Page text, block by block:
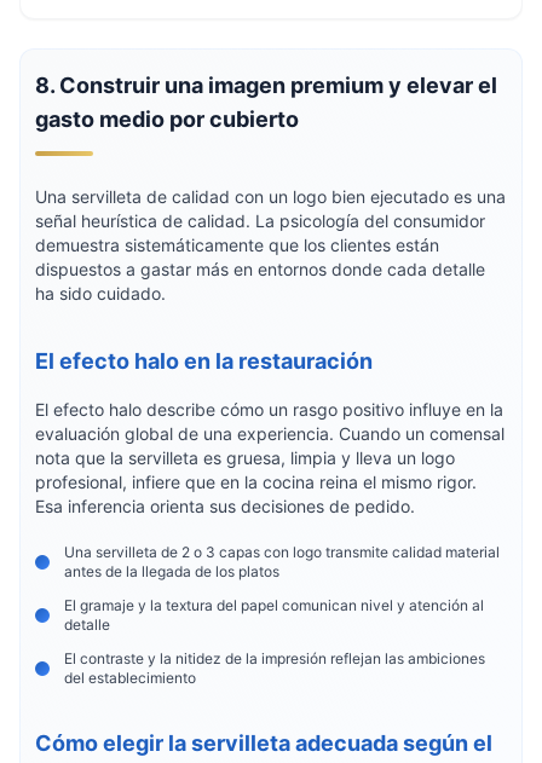
8. Construir una imagen premium y elevar el
gasto medio por cubierto
Una servilleta de calidad con un logo bien ejecutado es una
señal heurística de calidad. La psicología del consumidor
demuestra sistemáticamente que los clientes están
dispuestos a gastar más en entornos donde cada detalle
ha sido cuidado.
El efecto halo en la restauración
El efecto halo describe cómo un rasgo positivo influye en la
evaluación global de una experiencia. Cuando un comensal
nota que la servilleta es gruesa, limpia y lleva un logo
profesional, infiere que en la cocina reina el mismo rigor.
Esa inferencia orienta sus decisiones de pedido.
Una servilleta de 2 o 3 capas con logo transmite calidad material
antes de la llegada de los platos
El gramaje y la textura del papel comunican nivel y atención al
detalle
El contraste y la nitidez de la impresión reflejan las ambiciones
del establecimiento
Cómo elegir la servilleta adecuada según el